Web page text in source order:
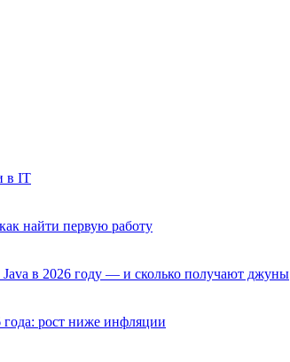
в IT
найти первую работу
в 2026 году — и сколько получают джуны
рост ниже инфляции